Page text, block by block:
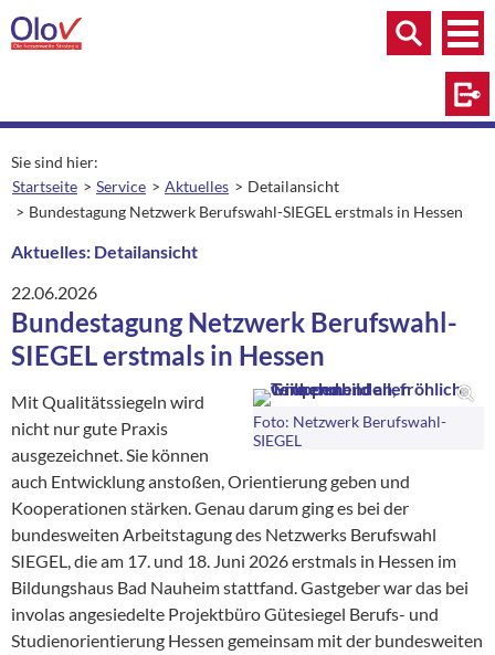
Zum Inhalt springen
Menü
Menü
Suche
Sie sind hier:
Startseite
Service Aktuelles aktuelle Seite:
Detailansicht
Bundestagung Netzwerk Berufswahl-SIEGEL erstmals in Hessen
Aktuelles: Detailansicht
22.06.2026
Bundestagung Netzwerk Berufswahl-
SIEGEL erstmals in Hessen
Foto: Netzwerk Berufswahl-
SIEGEL
Mit Qualitätssiegeln wird
nicht nur gute Praxis
ausgezeichnet. Sie können
auch Entwicklung anstoßen, Orientierung geben und
Kooperationen stärken. Genau darum ging es bei der
bundesweiten Arbeitstagung des Netzwerks Berufswahl
SIEGEL, die am 17. und 18. Juni 2026 erstmals in Hessen im
Bildungshaus Bad Nauheim stattfand. Gastgeber war das bei
involas angesiedelte Projektbüro Gütesiegel Berufs- und
Studienorientierung Hessen gemeinsam mit der bundesweiten